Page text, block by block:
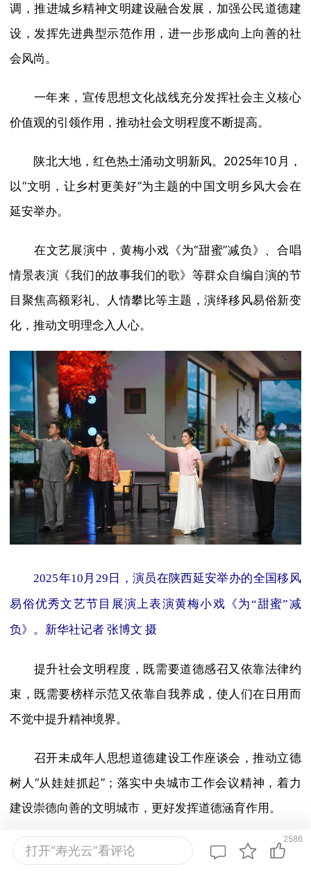
调，推进城乡精神文明建设融合发展，加强公民道德建
设，发挥先进典型示范作用，进一步形成向上向善的社
会风尚。
一年来，宣传思想文化战线充分发挥社会主义核心
价值观的引领作用，推动社会文明程度不断提高。
陕北大地，红色热土涌动文明新风。2025年10月，
以“文明，让乡村更美好”为主题的中国文明乡风大会在
延安举办。
在文艺展演中，黄梅小戏《为“甜蜜”减负》、合唱
情景表演《我们的故事我们的歌》等群众自编自演的节
目聚焦高额彩礼、人情攀比等主题，演绎移风易俗新变
化，推动文明理念入人心。
2025年10月29日，演员在陕西延安举办的全国移风
易俗优秀文艺节目展演上表演黄梅小戏《为“甜蜜”减
负》。新华社记者 张博文 摄
提升社会文明程度，既需要道德感召又依靠法律约
束，既需要榜样示范又依靠自我养成，使人们在日用而
不觉中提升精神境界。
召开未成年人思想道德建设工作座谈会，推动立德
树人“从娃娃抓起”；落实中央城市工作会议精神，着力
建设崇德向善的文明城市，更好发挥道德涵育作用。
群众性精神文明创建活动先进典型和道德模范登上
打开“寿光云”看评论
2586